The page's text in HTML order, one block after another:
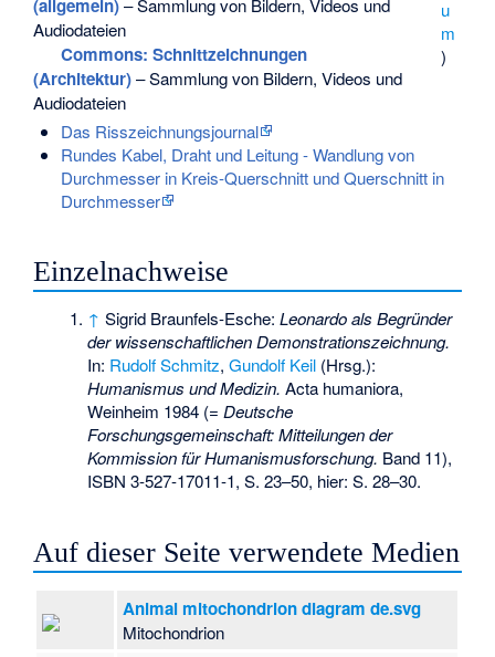
u
m
)
(allgemein)
Audiodateien
Commons: Schnittzeichnungen
(Architektur)– Sammlung von Bildern, Videos und
Audiodateien
Das Risszeichnungsjournal
Rundes Kabel, Draht und Leitung - Wandlung von
Durchmesser in Kreis-Querschnitt und Querschnitt in
Durchmesser
Einzelnachweise
↑ Sigrid Braunfels-Esche:Leonardo als Begründer
der wissenschaftlichen Demonstrationszeichnung.
In: Rudolf Schmitz,Gundolf Keil (Hrsg.):
Humanismus und Medizin. Acta humaniora,
Weinheim 1984 (=Deutsche
Forschungsgemeinschaft: Mitteilungen der
Kommission für Humanismusforschung. Band 11),
ISBN 3-527-17011-1, S. 23–50, hier: S. 28–30.
Auf dieser Seite verwendete Medien
Animal mitochondrion diagram de.svg
Mitochondrion